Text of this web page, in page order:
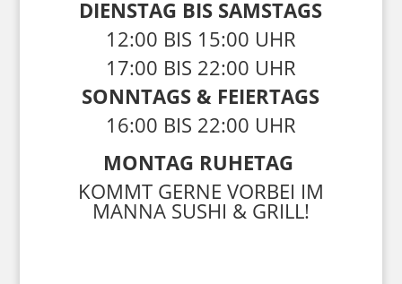
DIENSTAG BIS SAMSTAGS
12:00 BIS 15:00 UHR
17:00 BIS 22:00 UHR
SONNTAGS & FEIERTAGS
16:00 BIS 22:00 UHR
MONTAG RUHETAG
KOMMT GERNE VORBEI IM
MANNA SUSHI & GRILL!